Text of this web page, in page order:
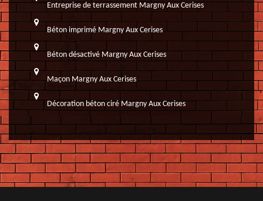
Entreprise de terrassement Margny Aux Cerises
Béton imprimé Margny Aux Cerises
Béton désactivé Margny Aux Cerises
Maçon Margny Aux Cerises
Décoration béton ciré Margny Aux Cerises